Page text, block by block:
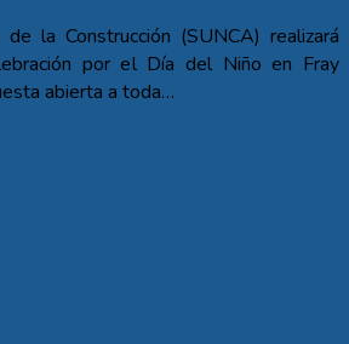
la Construcción (SUNCA) realizará
por el Día del Niño en Fray
abierta a toda…